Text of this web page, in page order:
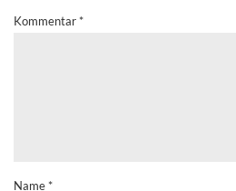
Kommentar *
Name *